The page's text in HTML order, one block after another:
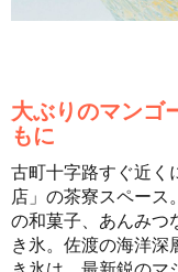
大ぶりのマンゴ
もに
古町十字路すぐ近く
店」の茶寮スペース
の和菓子、あんみつ
き氷。佐渡の海洋